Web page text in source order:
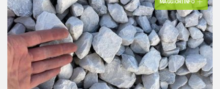
MAGGIORI INFO